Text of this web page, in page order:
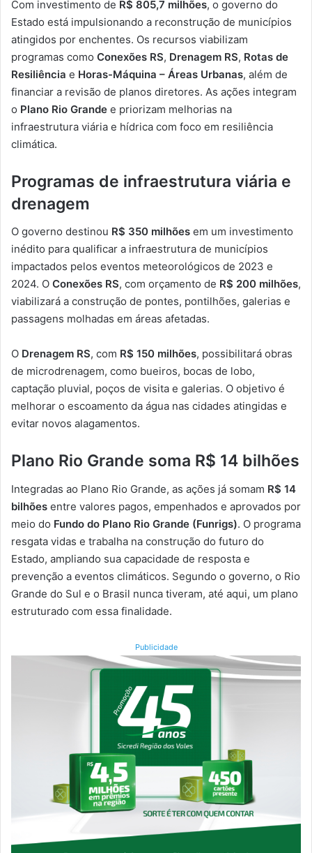
Com investimento de R$ 805,7 milhões, o governo do
Estado está impulsionando a reconstrução de municípios
atingidos por enchentes. Os recursos viabilizam
programas como Conexões RS, Drenagem RS, Rotas de
Resiliência e Horas-Máquina – Áreas Urbanas, além de
financiar a revisão de planos diretores. As ações integram
o Plano Rio Grande e priorizam melhorias na
infraestrutura viária e hídrica com foco em resiliência
climática.
Programas de infraestrutura viária e
drenagem
O governo destinou R$ 350 milhões em um investimento
inédito para qualificar a infraestrutura de municípios
impactados pelos eventos meteorológicos de 2023 e
2024. O Conexões RS, com orçamento de R$ 200 milhões,
viabilizará a construção de pontes, pontilhões, galerias e
passagens molhadas em áreas afetadas.
O Drenagem RS, com R$ 150 milhões, possibilitará obras
de microdrenagem, como bueiros, bocas de lobo,
captação pluvial, poços de visita e galerias. O objetivo é
melhorar o escoamento da água nas cidades atingidas e
evitar novos alagamentos.
Plano Rio Grande soma R$ 14 bilhões
Integradas ao Plano Rio Grande, as ações já somam R$ 14
bilhões entre valores pagos, empenhados e aprovados por
meio do Fundo do Plano Rio Grande (Funrigs). O programa
resgata vidas e trabalha na construção do futuro do
Estado, ampliando sua capacidade de resposta e
prevenção a eventos climáticos. Segundo o governo, o Rio
Grande do Sul e o Brasil nunca tiveram, até aqui, um plano
estruturado com essa finalidade.
Publicidade